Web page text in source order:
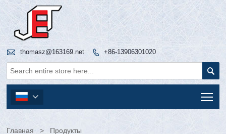
 thomasz@163169.net  +86-13906301020


Главная > Продукты